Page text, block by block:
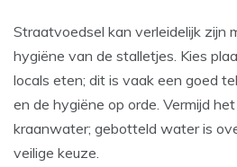
Straatvoedsel kan verleidelijk zijn
hygiëne van de stalletjes. Kies
locals eten; dit is vaak een goed
en de hygiëne op orde. Vermijd
kraanwater; gebotteld water is
veilige keuze.